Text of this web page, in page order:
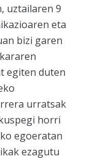
uztailaren 9
eta
bizi garen
egiten duten
urratsak
horri
egoeratan
ezagutu